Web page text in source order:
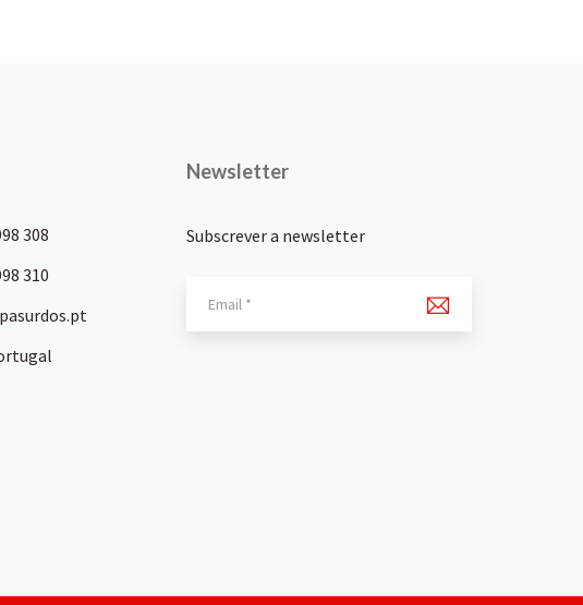
308
310
Newsletter
Subscrever a newsletter